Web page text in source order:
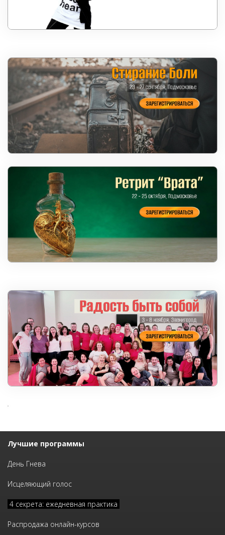
Лучшие программы
День Гнева
Исцеляющий голос
4 секрета: ежедневная практика
Распродажа онлайн-курсов